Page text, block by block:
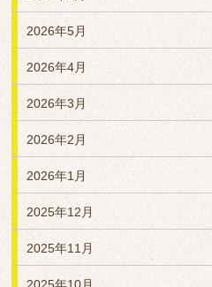
2026年5月
2026年4月
2026年3月
2026年2月
2026年1月
2025年12月
2025年11月